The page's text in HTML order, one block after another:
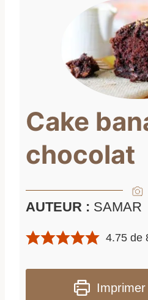
Cake
chocolat
AUTEUR : SAMAR
4.75 de